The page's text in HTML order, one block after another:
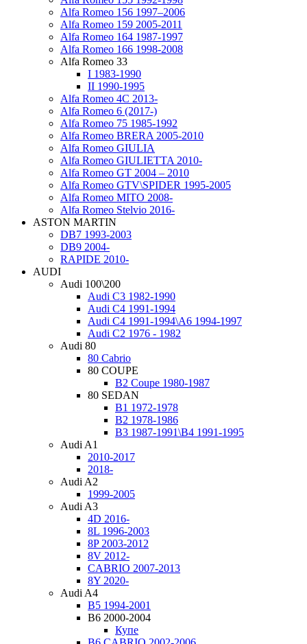
Alfa Romeo 156 1997–2006
Alfa Romeo 159 2005-2011
Alfa Romeo 164 1987-1997
Alfa Romeo 166 1998-2008
Alfa Romeo 33
I 1983-1990
II 1990-1995
Alfa Romeo 4C 2013-
Alfa Romeo 6 (2017-)
Alfa Romeo 75 1985-1992
Alfa Romeo BRERA 2005-2010
Alfa Romeo GIULIA
Alfa Romeo GIULIETTA 2010-
Alfa Romeo GT 2004 – 2010
Alfa Romeo GTV\SPIDER 1995-2005
Alfa Romeo MITO 2008-
Alfa Romeo Stelvio 2016-
ASTON MARTIN
DB7 1993-2003
DB9 2004-
RAPIDE 2010-
AUDI
Audi 100\200
Audi C3 1982-1990
Audi C4 1991-1994
Audi C4 1991-1994\A6 1994-1997
Audi C2 1976 - 1982
Audi 80
80 Cabrio
80 COUPE
B2 Coupe 1980-1987
80 SEDAN
B1 1972-1978
B2 1978-1986
B3 1987-1991\B4 1991-1995
Audi A1
2010-2017
2018-
Audi A2
1999-2005
Audi A3
4D 2016-
8L 1996-2003
8P 2003-2012
8V 2012-
CABRIO 2007-2013
8Y 2020-
Audi A4
B5 1994-2001
B6 2000-2004
Купе